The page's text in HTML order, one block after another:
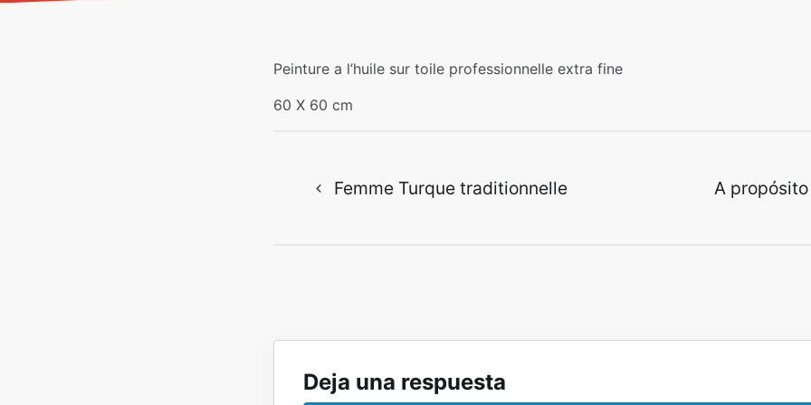
Peinture a l’huile sur toile professionnelle extra fine
60 X 60 cm
Femme Turque traditionnelle A propósito
Deja una respuesta